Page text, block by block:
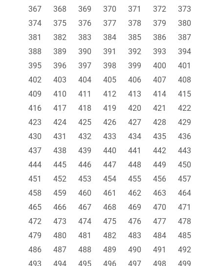
367
368 369 370 371 372
373
374
375 376 377 378 379
380
381
382 383 384 385 386
387
388
389 390 391 392 393
394
395
396 397 398 399 400
401
402
403 404 405 406 407
408
409
410 411 412 413 414
415
416
417 418 419 420 421
422
423
424 425 426 427 428
429
430
431 432 433 434 435
436
437
438 439 440 441 442
443
444
445 446 447 448 449
450
451
452 453 454 455 456
457
458
459 460 461 462 463
464
465
466 467 468 469 470
471
472
473 474 475 476 477
478
479
480 481 482 483 484
485
486
487 488 489 490 491
492
493
494 495 496 497 498 499